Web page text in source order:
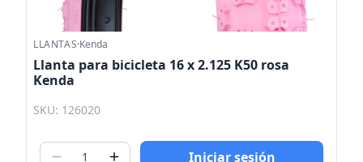
LLANTAS·Kenda
Llanta para bicicleta 16 x 2.125 K50 rosa
Kenda
SKU: 126020
Iniciar sesión